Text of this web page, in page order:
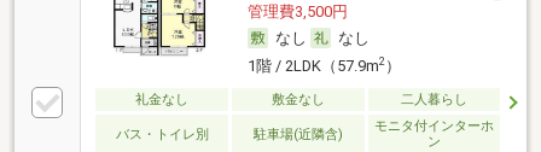
管理費3,500円
なし
なし
1階 / 2LDK（57.9m2）
礼金なし 敷金なし 二人暮らし
バス・トイレ別 駐車場(近隣含)
モニタ付インターホ
ン